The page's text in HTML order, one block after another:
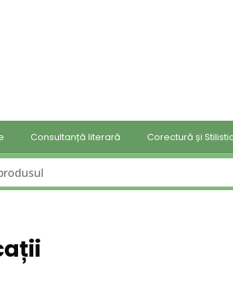
Consultanță literară Corectură și